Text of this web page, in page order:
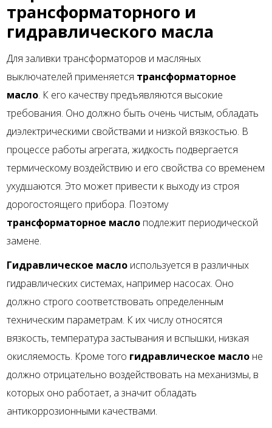
трансформаторного и
гидравлического масла
Для заливки трансформаторов и масляных
выключателей применяется трансформаторное
масло. К его качеству предъявляются высокие
требования. Оно должно быть очень чистым, обладать
диэлектрическими свойствами и низкой вязкостью. В
процессе работы агрегата, жидкость подвергается
термическому воздействию и его свойства со временем
ухудшаются. Это может привести к выходу из строя
дорогостоящего прибора. Поэтому
трансформаторное масло подлежит периодической
замене.
Гидравлическое масло используется в различных
гидравлических системах, например насосах. Оно
должно строго соответствовать определенным
техническим параметрам. К их числу относятся
вязкость, температура застывания и вспышки, низкая
окисляемость. Кроме того гидравлическое масло не
должно отрицательно воздействовать на механизмы, в
которых оно работает, а значит обладать
антикоррозионными качествами.